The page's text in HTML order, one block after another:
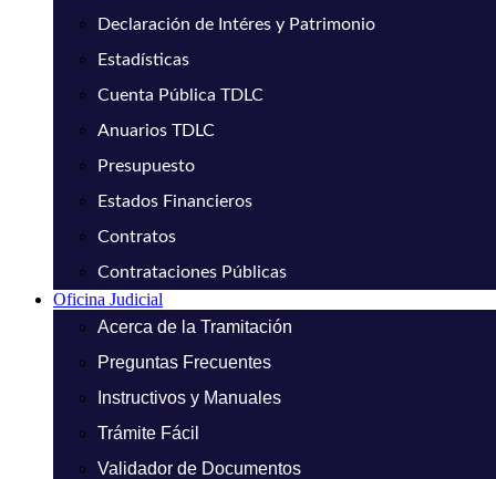
Declaración de Intéres y Patrimonio
Estadísticas
Cuenta Pública TDLC
Anuarios TDLC
Presupuesto
Estados Financieros
Contratos
Contrataciones Públicas
Oficina Judicial
Acerca de la Tramitación
Preguntas Frecuentes
Instructivos y Manuales
Trámite Fácil
Validador de Documentos